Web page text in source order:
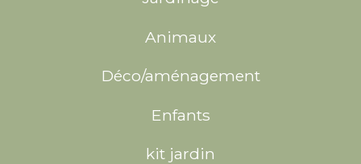
Animaux
Déco/aménagement
Enfants
kit jardin